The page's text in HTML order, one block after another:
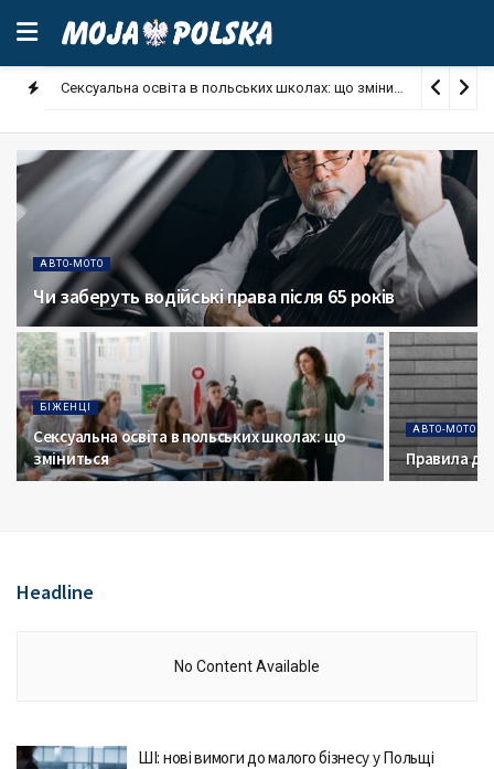
Сексуальна освіта в польських школах: що зміниться August
АВТО-МОТО
Чи заберуть водійські права після 65 років
БІЖЕНЦІ
Сексуальна освіта в польських школах: що
зміниться
АВТО-МОТО
Правила
Headline
No Content Available
ШІ: нові вимоги до малого бізнесу у Польщі